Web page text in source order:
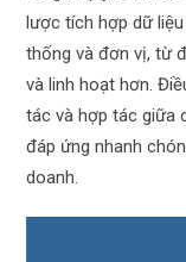
lược tích hợp dữ
thống và đơn vị, từ
và linh hoạt hơn.
tác và hợp tác giữa
đáp ứng nhanh
doanh.